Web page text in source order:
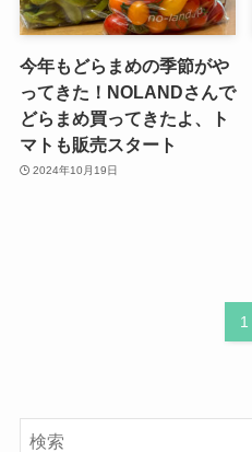
今年もどらまめの季節がや
ってきた！NOLANDさんで
どらまめ買ってきたよ、ト
マトも販売スタート
2024年10月19日
1